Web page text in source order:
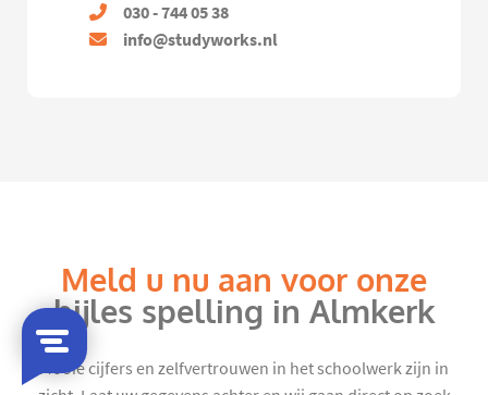
030 - 744 05 38
info@studyworks.nl
Meld u nu aan voor onze
bijles spelling in Almkerk
Mooie cijfers en zelfvertrouwen in het schoolwerk zijn in